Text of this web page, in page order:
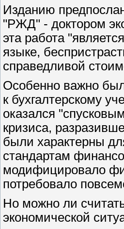
Изданию
"РЖД" - доктором
эта работа
языке,
справедливой
Особенно важно
к бухгалтерскому
оказался
кризиса,
были характерны
стандартам
модифицировало
потребовало
Но можно ли
экономической